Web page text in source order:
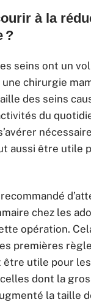
à la
?
seins ont un
chirurgie
des seins
du
aussi être utile
chez les
opération.
premières
utile pour
dont la
la taille